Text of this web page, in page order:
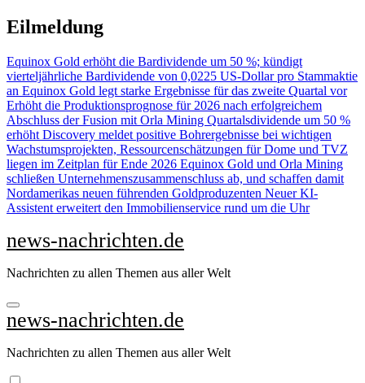
Zu
Inhalten
Eilmeldung
Equinox Gold erhöht die Bardividende um 50 %; kündigt
vierteljährliche Bardividende von 0,0225 US-Dollar pro Stammaktie
an Equinox Gold legt starke Ergebnisse für das zweite Quartal vor
Erhöht die Produktionsprognose für 2026 nach erfolgreichem
Abschluss der Fusion mit Orla Mining Quartalsdividende um 50 %
erhöht Discovery meldet positive Bohrergebnisse bei wichtigen
Wachstumsprojekten, Ressourcenschätzungen für Dome und TVZ
liegen im Zeitplan für Ende 2026 Equinox Gold und Orla Mining
schließen Unternehmenszusammenschluss ab, und schaffen damit
Nordamerikas neuen führenden Goldproduzenten Neuer KI-
Assistent erweitert den Immobilienservice rund um die Uhr
news-nachrichten.de
Nachrichten zu allen Themen aus aller Welt
news-nachrichten.de
Nachrichten zu allen Themen aus aller Welt